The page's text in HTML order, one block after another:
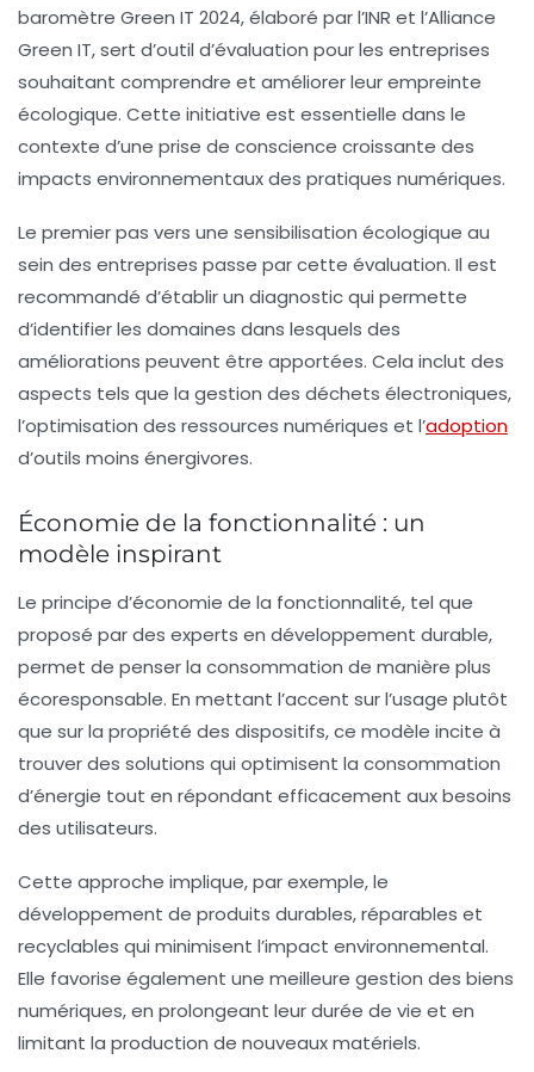
baromètre Green IT 2024, élaboré par l’INR et l’Alliance
Green IT, sert d’outil d’évaluation pour les entreprises
souhaitant comprendre et améliorer leur empreinte
écologique. Cette initiative est essentielle dans le
contexte d’une prise de conscience croissante des
impacts environnementaux des pratiques numériques.
Le premier pas vers une sensibilisation écologique au
sein des entreprises passe par cette évaluation. Il est
recommandé d’établir un diagnostic qui permette
d’identifier les domaines dans lesquels des
améliorations peuvent être apportées. Cela inclut des
aspects tels que la gestion des déchets électroniques,
l’optimisation des ressources numériques et l’adoption
d’outils moins énergivores.
Économie de la fonctionnalité : un
modèle inspirant
Le principe d’économie de la fonctionnalité, tel que
proposé par des experts en développement durable,
permet de penser la consommation de manière plus
écoresponsable. En mettant l’accent sur l’usage plutôt
que sur la propriété des dispositifs, ce modèle incite à
trouver des solutions qui optimisent la consommation
d’énergie tout en répondant efficacement aux besoins
des utilisateurs.
Cette approche implique, par exemple, le
développement de produits durables, réparables et
recyclables qui minimisent l’impact environnemental.
Elle favorise également une meilleure gestion des biens
numériques, en prolongeant leur durée de vie et en
limitant la production de nouveaux matériels.